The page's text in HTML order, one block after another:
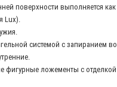
поверхности выполняется
Lux).
системой с
ложементы с